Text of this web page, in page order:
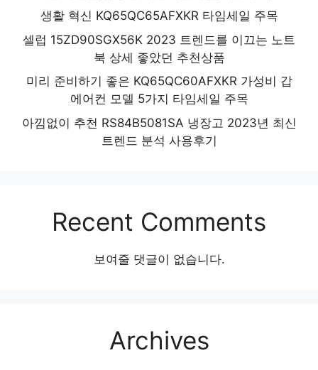
생활 혁신 KQ65QC65AFXKR 타임세일 주목
셀럽 15ZD90SGX56K 2023 트렌드를 이끄는 노트
북 상세 좋았던 추천상품
미리 준비하기 좋은 KQ65QC60AFXKR 가성비 갑
에어컨 모델 5가지 타임세일 주목
아낌없이 추천 RS84B5081SA 냉장고 2023년 최신
트렌드 분석 사용후기
Recent Comments
보여줄 댓글이 없습니다.
Archives